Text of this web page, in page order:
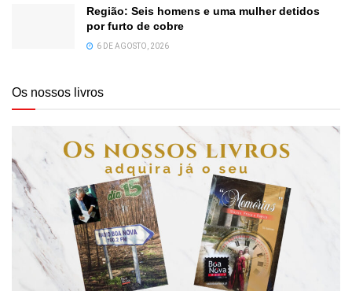
Região: Seis homens e uma mulher detidos
por furto de cobre
6 DE AGOSTO, 2026
Os nossos livros